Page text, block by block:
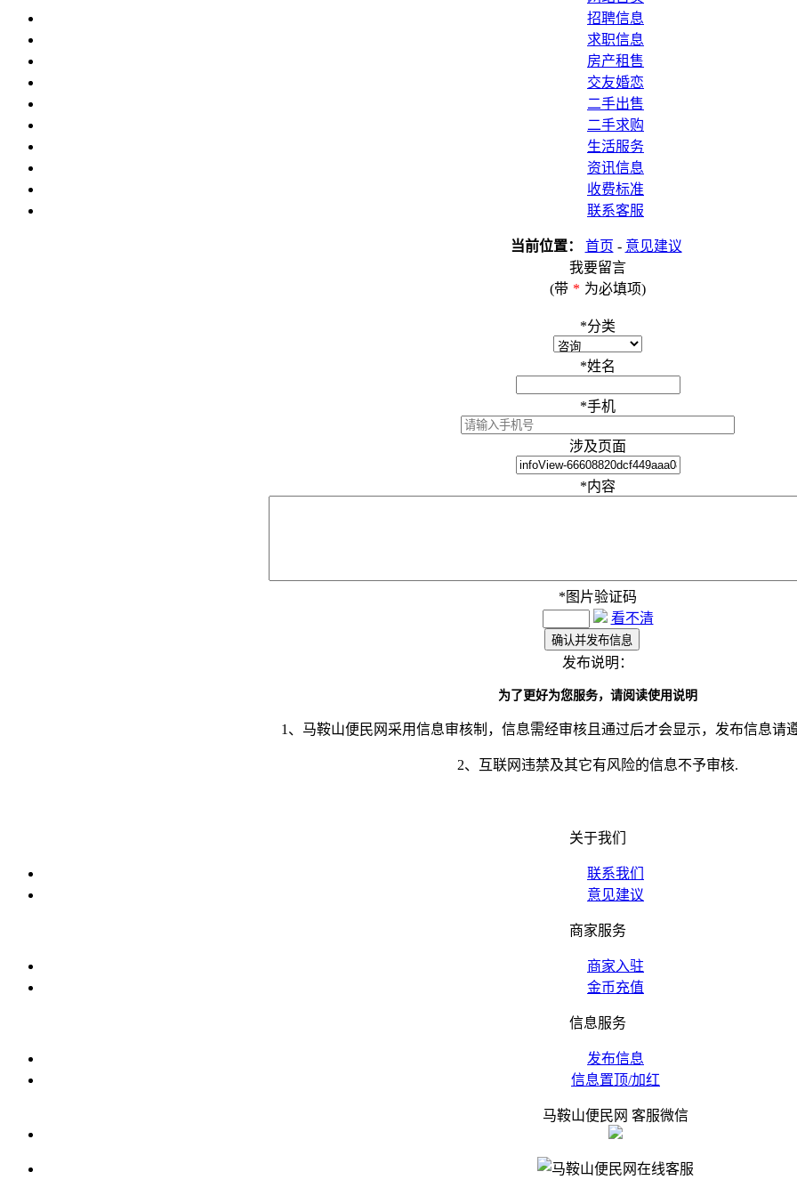
招聘信息
求职信息
房产租售
交友婚恋
二手出售
二手求购
生活服务
资讯信息
收费标准
联系客服
当前位置： 首页 - 意见建议
我要留言
(带 * 为必填项)
*分类
*姓名
*手机
涉及页面
*内容
* 图片验证码
看不清
发布说明：
为了更好为您服务，请阅读使用说明
1、马鞍山便民网采用信息审核制，信息需经审核且通过后才会显示，发布信息请
2、互联网违禁及其它有风险的信息不予审核.
关于我们
联系我们
意见建议
商家服务
商家入驻
金币充值
信息服务
发布信息
信息置顶/加红
马鞍山便民网 客服微信